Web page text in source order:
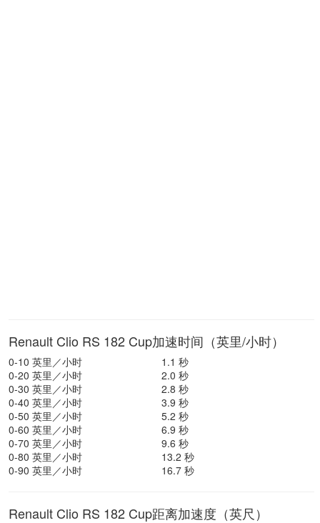
Renault Clio RS 182 Cup加速时间（英里/小时）
0-10 英里／小时
1.1 秒
0-20 英里／小时
2.0 秒
0-30 英里／小时
2.8 秒
0-40 英里／小时
3.9 秒
0-50 英里／小时
5.2 秒
0-60 英里／小时
6.9 秒
0-70 英里／小时
9.6 秒
0-80 英里／小时
13.2 秒
0-90 英里／小时
16.7 秒
Renault Clio RS 182 Cup距离加速度（英尺）